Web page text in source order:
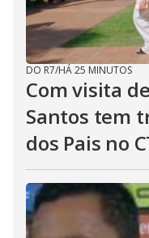
DO R7/HÁ 25 MINUTOS
Com visita
Santos tem
dos Pais no